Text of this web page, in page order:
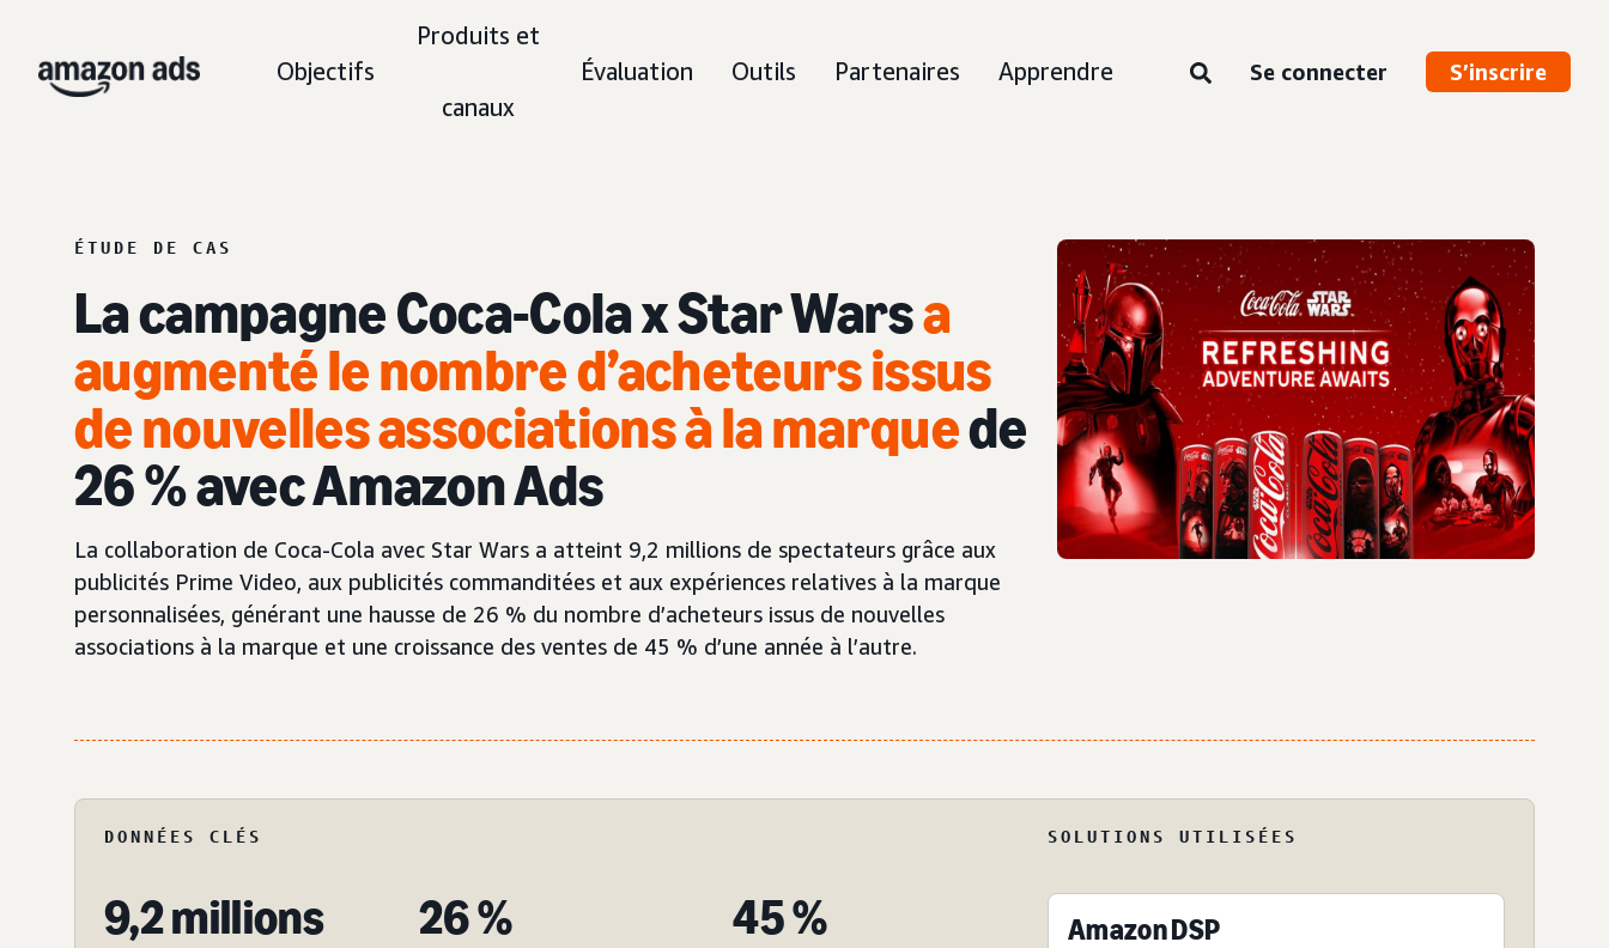
Objectifs
Produits et
canaux
Évaluation Outils Partenaires Apprendre Se connecter S’inscrire
ÉTUDE DE CAS
La campagne Coca-Cola x Star Warsa
augmenté le nombre d’acheteurs issus
de nouvelles associations à la marquede
26 % avec Amazon Ads
La collaboration de Coca-Cola avec Star Wars a atteint 9,2 millions de spectateurs grâce aux
publicités Prime Video, aux publicités commanditées et aux expériences relatives à la marque
personnalisées, générant une hausse de 26 % du nombre d’acheteurs issus de nouvelles
associations à la marque et une croissance des ventes de 45 % d’une année à l’autre.
DONNÉES CLÉS
9,2 millions 26 % 45 %
SOLUTIONS UTILISÉES
Amazon DSP